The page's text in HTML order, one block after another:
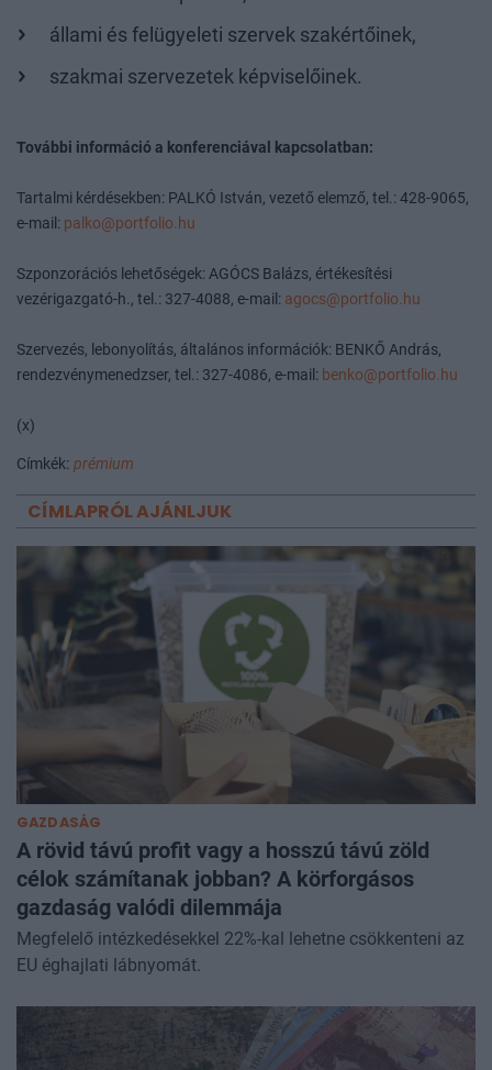
állami és felügyeleti szervek szakértőinek,
szakmai szervezetek képviselőinek.
További információ a konferenciával kapcsolatban:
Tartalmi kérdésekben: PALKÓ István, vezető elemző, tel.: 428-9065,
e-mail: palko@portfolio.hu
Szponzorációs lehetőségek: AGÓCS Balázs, értékesítési
vezérigazgató-h., tel.: 327-4088, e-mail: agocs@portfolio.hu
Szervezés, lebonyolítás, általános információk: BENKŐ András,
rendezvénymenedzser, tel.: 327-4086, e-mail: benko@portfolio.hu
(x)
Címkék: prémium
CÍMLAPRÓL AJÁNLJUK
GAZDASÁG
A rövid távú profit vagy a hosszú távú zöld
célok számítanak jobban? A körforgásos
gazdaság valódi dilemmája
Megfelelő intézkedésekkel 22%-kal lehetne csökkenteni az
EU éghajlati lábnyomát.